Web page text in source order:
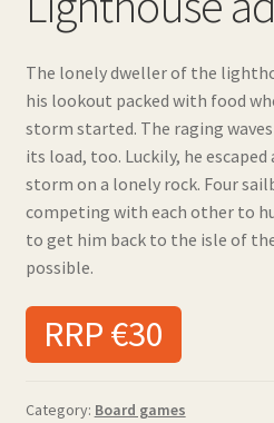
The lonely dweller of the
his lookout packed with food
storm started. The raging
its load, too. Luckily, he
storm on a lonely rock. Four
competing with each other to
to get him back to the isle of
possible.
RRP €30
Category: Board games